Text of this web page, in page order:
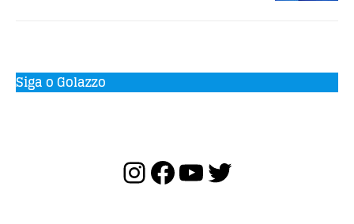
Siga o Golazzo